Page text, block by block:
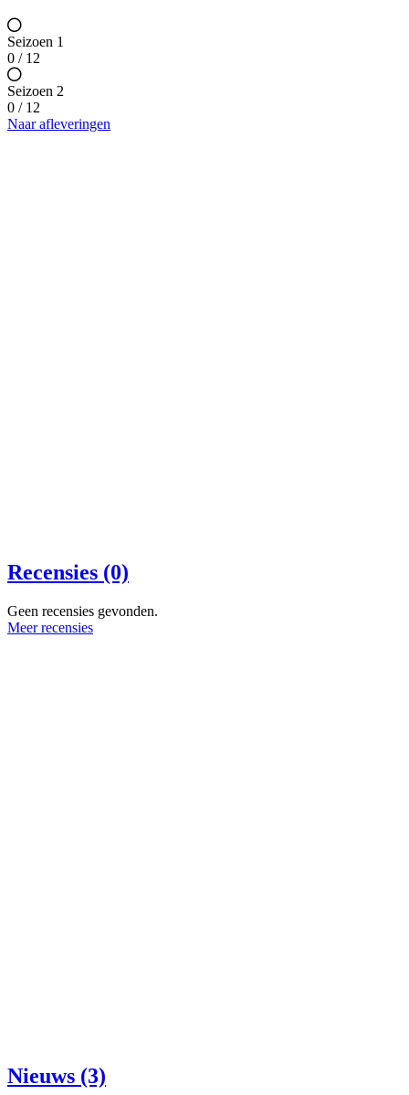
Seizoen 1
0 / 12
Seizoen 2
0 / 12
Naar afleveringen
Recensies (0)
Geen recensies gevonden.
Meer recensies
Nieuws (3)